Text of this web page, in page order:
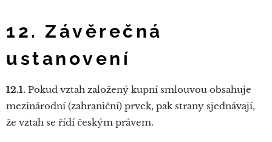
12. Závěrečná
ustanovení
12.1. Pokud vztah založený kupní smlouvou obsahuje
mezinárodní (zahraniční) prvek, pak strany sjednávají,
že vztah se řídí českým právem.